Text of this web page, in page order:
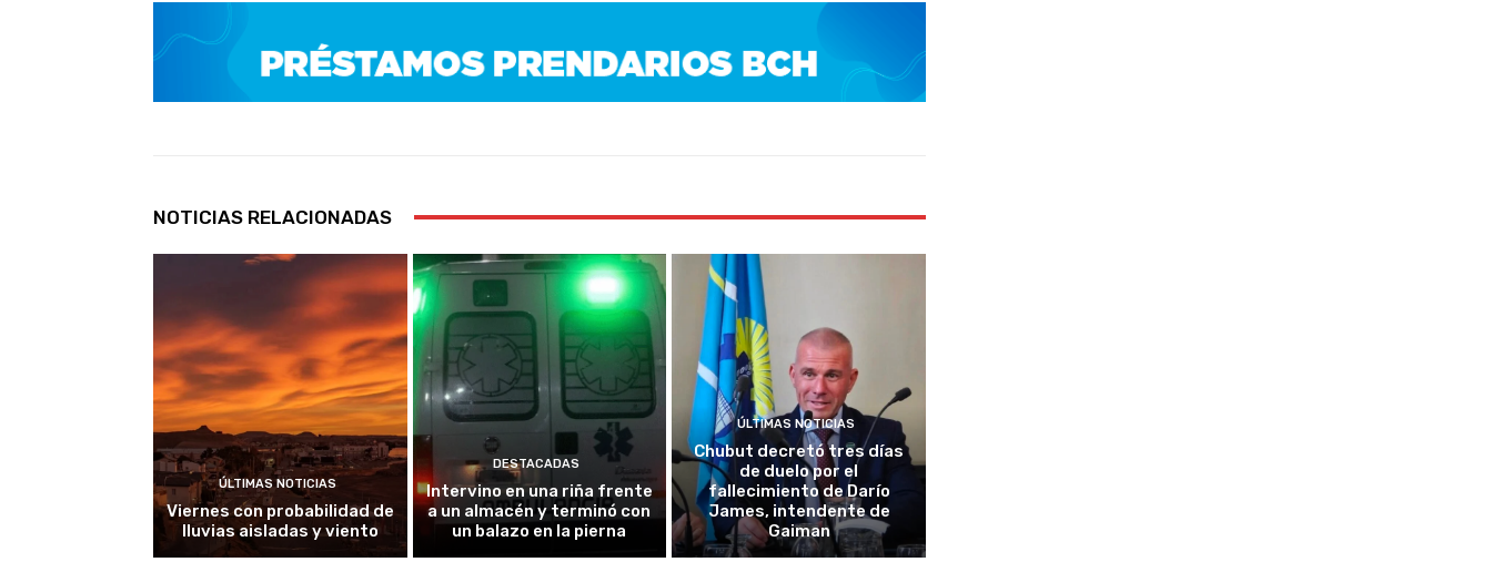
NOTICIAS RELACIONADAS
ÚLTIMAS NOTICIAS
Viernes con probabilidad de
lluvias aisladas y viento
DESTACADAS
Intervino en una riña frente
a un almacén y terminó con
un balazo en la pierna
ÚLTIMAS NOTICIAS
Chubut decretó tres días
de duelo por el
fallecimiento de Darío
James, intendente de
Gaiman